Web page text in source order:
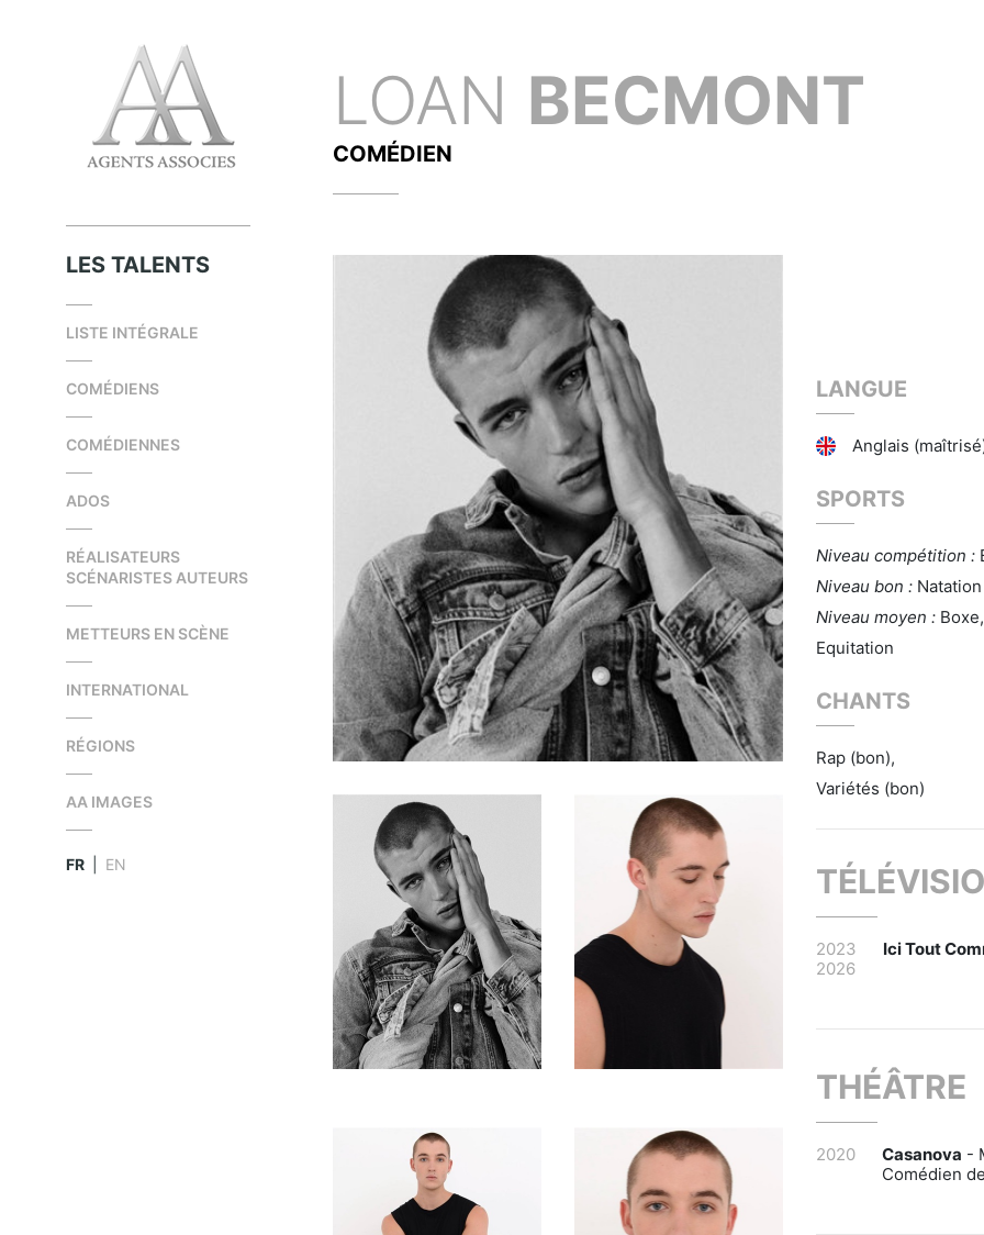
LES TALENTS
LISTE INTÉGRALE
COMÉDIENS
COMÉDIENNES
ADOS
RÉALISATEURS
SCÉNARISTES AUTEURS
METTEURS EN SCÈNE
INTERNATIONAL
RÉGIONS
AA IMAGES
FR EN
LOAN BECMONT
COMÉDIEN
LANGUE
Anglais
SPORTS
Niveau compétition :
Niveau bon : Natation
Niveau moyen :
Equitation
CHANTS
Rap (bon),
Variétés (bon)
2023
2026
Ici Tout
THÉÂTRE
2020 Casanova -
Comédien